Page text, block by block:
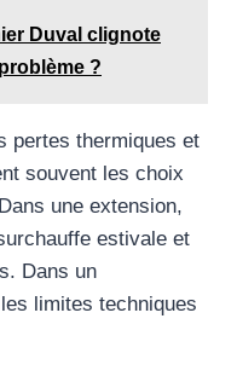
Duval clignote
?
pertes thermiques et
souvent les choix
une extension,
estivale et
Dans un
limites techniques